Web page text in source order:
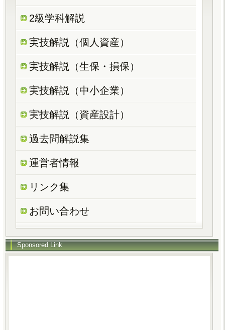
2級学科解説
実技解説（個人資産）
実技解説（生保・損保）
実技解説（中小企業）
実技解説（資産設計）
過去問解説集
運営者情報
リンク集
お問い合わせ
Sponsored Link